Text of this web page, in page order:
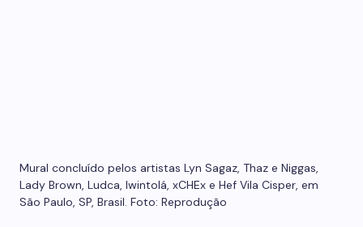
Mural concluído pelos artistas Lyn Sagaz, Thaz e Niggas,
Lady Brown, Ludca, Iwintolá, xCHEx e Hef Vila Cisper, em
São Paulo, SP, Brasil. Foto: Reprodução